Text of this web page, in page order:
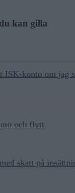
kan gilla
ISK-konto om jag
och flytt
skatt på